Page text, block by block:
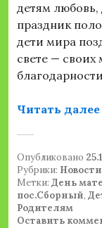
детям любовь,
праздник
дети мира
свете — своих
Читать далее
Опубликовано
Рубрики:
Метки: День
пос.Сборный,
Родителям
Оставить